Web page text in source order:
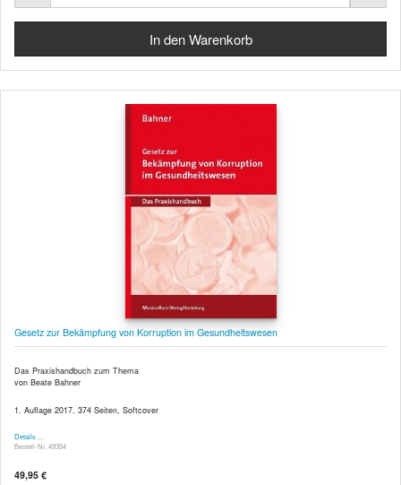
Gesetz zur Bekämpfung von Korruption im Gesundheitswesen
Das Praxishandbuch zum Thema
von Beate Bahner
1. Auflage 2017, 374 Seiten, Softcover
Details …
Bestell-Nr. 49354
49,95 €